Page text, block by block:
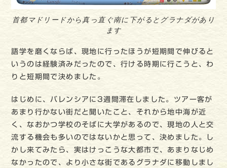
首都マドリードから真っ直ぐ南に下がるとグラナダがあり
ます
語学を磨くならば、現地に行ったほうが短期間で伸びると
いうのは経験済みだったので、行ける時期に行こうと、わ
りと短期間で決めました。
はじめに、バレンシアに3週間滞在しました。ツアー客が
あまり行かない街だと聞いたこと、それから地中海が近
く、なおかつ学校のそばに大学があるので、現地の人と交
流する機会も多いのではないかと思って、決めました。し
かし来てみたら、実はけっこうな大都市で、あまりなじめ
なかったので、より小さな街であるグラナダに移動しまし